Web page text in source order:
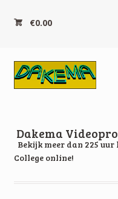
€0.00
Dakema
Bekijk meer dan 225
College online!